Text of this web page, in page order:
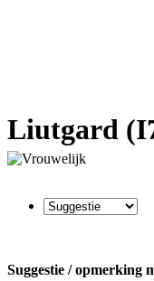
Liutgard
Suggestie / opmerking